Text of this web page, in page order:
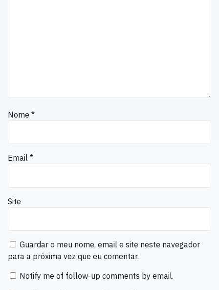
Nome *
Email *
Site
Guardar o meu nome, email e site neste navegador
para a próxima vez que eu comentar.
Notify me of follow-up comments by email.